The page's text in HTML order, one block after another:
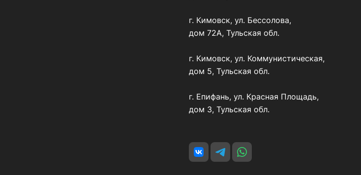
г. Кимовск, ул. Бессолова,
дом 72А, Тульская обл.
г. Кимовск, ул. Коммунистическая,
дом 5, Тульская обл.
г. Епифань, ул. Красная Площадь,
дом 3, Тульская обл.